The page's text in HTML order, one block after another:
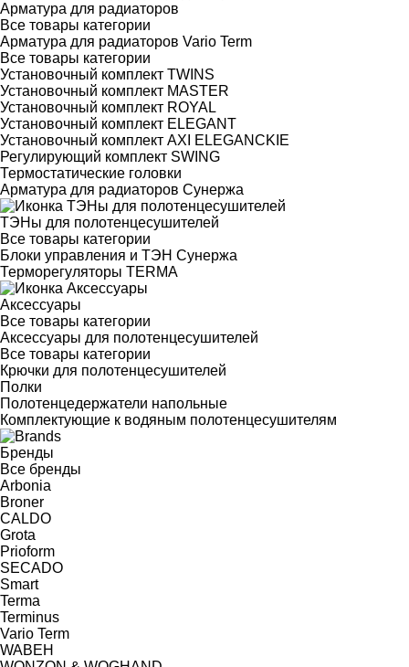
Арматура для радиаторов
Все товары категории
Арматура для радиаторов Vario Term
Все товары категории
Установочный комплект TWINS
Установочный комплект MASTER
Установочный комплект ROYAL
Установочный комплект ELEGANT
Установочный комплект AXI ELEGANCKIE
Регулирующий комплект SWING
Термостатические головки
Арматура для радиаторов Сунержа
ТЭНы для полотенцесушителей
Все товары категории
Блоки управления и ТЭН Сунержа
Терморегуляторы TERMA
Аксессуары
Все товары категории
Аксессуары для полотенцесушителей
Все товары категории
Крючки для полотенцесушителей
Полки
Полотенцедержатели напольные
Комплектующие к водяным полотенцесушителям
Бренды
Все бренды
Arbonia
Broner
CALDO
Grota
Prioform
SECADO
Smart
Terma
Terminus
Vario Term
WABEH